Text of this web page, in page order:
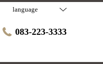
language
083-223-3333